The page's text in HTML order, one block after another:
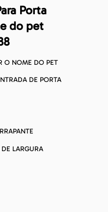
Porta
do pet
O NOME DO PET
DE PORTA
LARGURA